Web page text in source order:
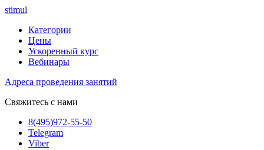
stimul
Категории
Цены
Ускоренный курс
Вебинары
Адреса проведения занятий
Свяжитесь с нами
8(495)972-55-50
Telegram
Viber